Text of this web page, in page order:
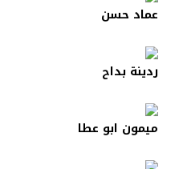
عماد حسن
ردينة بداح
ميمون ابو عطا